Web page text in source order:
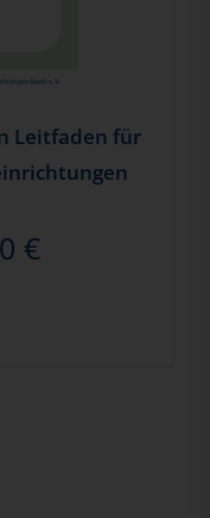
Leitfaden für
€